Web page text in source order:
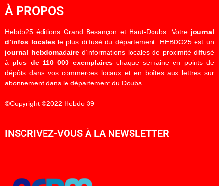
À PROPOS
Hebdo25 éditions Grand Besançon et Haut-Doubs. Votre journal
d’infos localesle plus diffusé du département. HEBDO25 est un
journal hebdomadaired’informations locales de proximité diffusé
à plus de 110 000 exemplaireschaque semaine en points de
dépôts dans vos commerces locaux et en boîtes aux lettres sur
abonnement dans le département du Doubs.
©Copyright ©2022 Hebdo 39
INSCRIVEZ-VOUS À LA NEWSLETTER